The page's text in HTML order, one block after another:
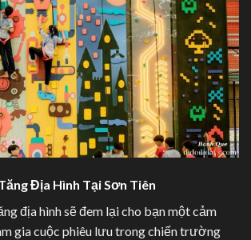
Địa Hình Tại Sơn Tiên
địa hình sẽ đem lại cho bạn một cảm
gia cuộc phiêu lưu trong chiến trường